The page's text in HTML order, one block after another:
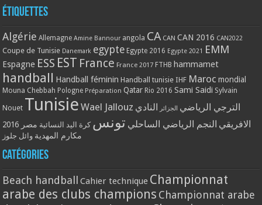
Étiquettes
Algérie Allemagne Amine Bannour angola CA CAN CAN 2016 CAN2022
Coupe de Tunisie Danemark egypte Egypte 2016 Egypte 2021 EMM
Espagne ESS EST France France 2017 FTHB hammamet
handball Handball féminin Handball tunisie IHF Maroc mondial
Mouna Chebbah Pologne Préparation Qatar Rio 2016 Sami Saidi Sylvain
Nouet Tunisie Wael Jallouz الترجي الرياضي الجزائر النادي
الافريقي النجم الرياضي الساحلي تونس كرة اليد النسائية مصر 2016
مكارم المهدية وائل جلوز
Catégories
Beach handball Cahier technique Championnat
arabe des clubs champions Championnat arabe